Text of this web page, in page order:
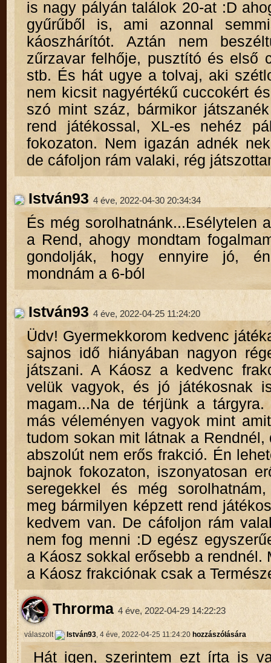
is nagy pályán találok 20-at :D
gyűrűből is, ami azonnal
káoszhárítót. Aztán nem
zűrzavar felhője, pusztító és első
stb. És hát ugye a tolvaj, aki
nem kicsit nagyértékű cuccokért
szó mint száz, bármikor
rend játékossal, XL-es nehéz
fokozaton. Nem igazán adnék
de cáfoljon rám valaki, rég
István93 4 éve, 2022-04-30 20:34:34
És még sorolhatnánk...Esélytelen
a Rend, ahogy mondtam
gondolják, hogy ennyire jó,
mondnám a 6-ból
István93 4 éve, 2022-04-25 11:24:20
Üdv! Gyermekkorom kedvenc
sajnos idő hiányában nagyon
játszani. A Káosz a kedvenc
velük vagyok, és jó játékosnak
magam...Na de térjünk a
más véleményen vagyok mint
tudom sokan mit látnak a Rendnél,
abszolút nem erős frakció. Én
bajnok fokozaton, iszonyatosan
seregekkel és még
meg bármilyen képzett rend
kedvem van. De cáfoljon rám
nem fog menni :D egész
a Káosz sokkal erősebb a rendnél.
a Káosz frakciónak csak a
Throrma 4 éve, 2022-04-29 14:22:23
válaszolt István93, 4 éve, 2022-04-25 11:24:20 hozzászólására
Hát igen, szerintem ezt írta is